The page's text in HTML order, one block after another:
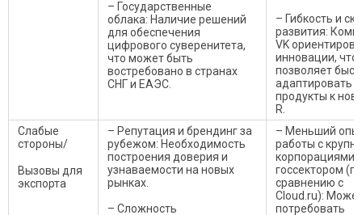
– Государственные
облака: Наличие решений
для обеспечения
цифрового суверенитета,
что может быть
востребовано в странах
СНГ и ЕАЭС.
– Гибкость и
развития:
VK
инновации, что
позволяет
адаптировать
продукты к
R.
Слабые
стороны/
Вызовы для
экспорта
– Репутация и брендинг за
рубежом: Необходимость
построения доверия и
узнаваемости на новых
рынках.
– Сложность
– Меньший
работы с
корпорациями
госсектором (по
сравнению с
Cloud.ru):
потребовать